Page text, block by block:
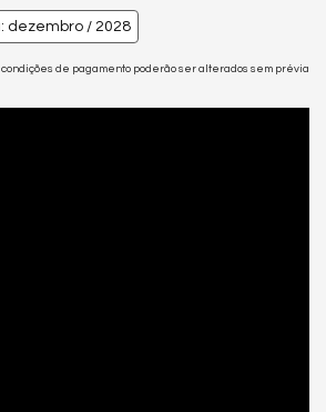
dezembro / 2028
de pagamento poderão ser alterados sem prévia